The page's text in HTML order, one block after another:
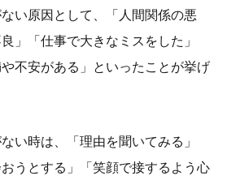
い原因として、「人間関係の悪
」「仕事で大きなミスをした」
や不安がある」といったことが挙げ
い時は、「理由を聞いてみる」
おうとする」「笑顔で接するよう心